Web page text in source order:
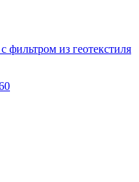
фильтром из геотекстиля